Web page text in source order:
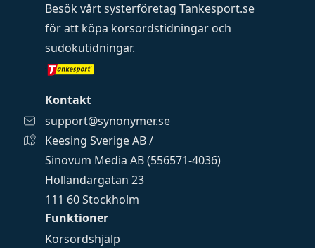
Funktioner
Korsordshjälp
Besök vårt systerföretag Tankesport.se
för att köpa korsordstidningar och
sudokutidningar.
Kontakt
support@synonymer.se
Keesing Sverige AB /
Sinovum Media AB (556571-4036)
Holländargatan 23
111 60 Stockholm